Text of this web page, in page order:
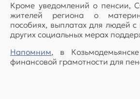
Кроме уведомлений о пенсии,
жителей региона о
пособиях, выплатах для людей
других социальных мерах
Напомним, в
финансовой грамотности для